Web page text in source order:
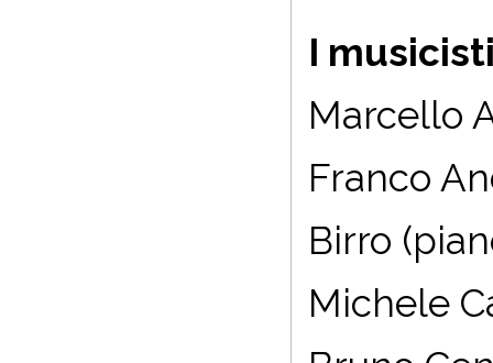
I
Marcello
Franco
Birro
Michele